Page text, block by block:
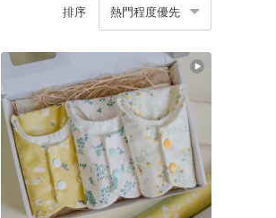
排序 熱門程度優先